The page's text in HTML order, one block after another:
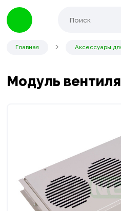
Главная Аксессуары
Модуль